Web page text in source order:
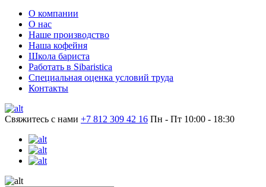
О компании
О нас
Наше производство
Наша кофейня
Школа бариста
Работать в Sibaristica
Специальная оценка условий труда
Контакты
Свяжитесь с нами +7 812 309 42 16 Пн - Пт 10:00 - 18:30